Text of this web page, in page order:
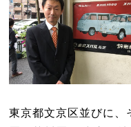
東京都文京区並びに、